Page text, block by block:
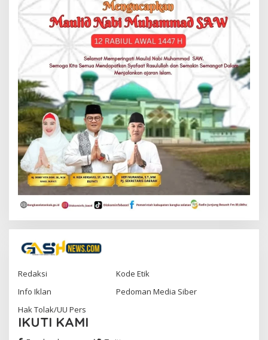
Redaksi
Kode Etik
Info Iklan
Pedoman Media Siber
Hak Tolak/UU Pers
IKUTI KAMI